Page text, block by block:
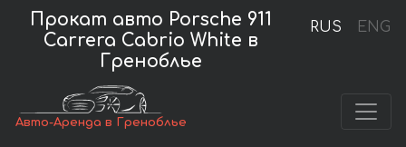
RUS ENG
Прокат авто Porsche 911
Carrera Cabrio White в
Греноблье
Авто-Аренда в Греноблье